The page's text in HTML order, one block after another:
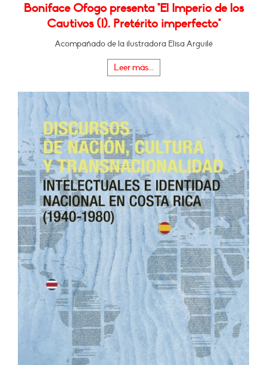
Boniface Ofogo presenta "El Imperio de los
Cautivos (I). Pretérito imperfecto"
Acompañado de la ilustradora Elisa Arguilé
Leer más...